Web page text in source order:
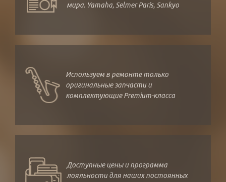
мира. Yamaha, Selmer Paris, Sankyo
Используем в ремонте только
оригинальные запчасти и
комплектующие Premium-класса
Доступные цены и программа
лояльности для наших постоянных